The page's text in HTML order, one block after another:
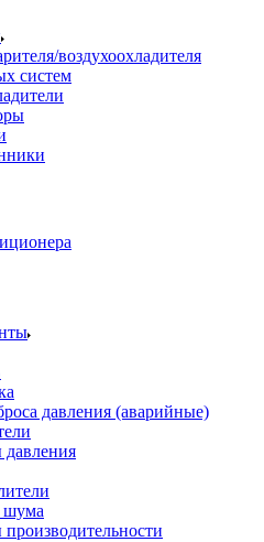
воздухоохладителя
систем
давления (аварийные)
давления
шума
производительности